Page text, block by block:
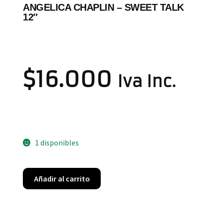
ANGELICA CHAPLIN ‎– SWEET TALK
12″
$16.000 Iva Inc.
1 disponibles
Añadir al carrito